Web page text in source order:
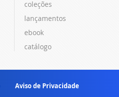
coleções
lançamentos
ebook
catálogo
Aviso de Privacidade